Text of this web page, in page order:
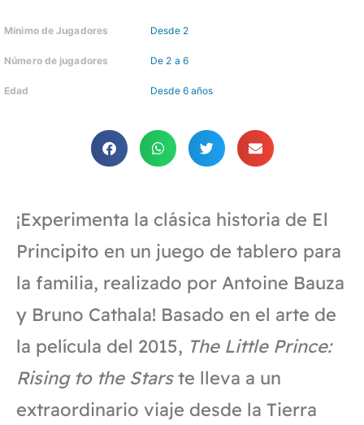
Mínimo de Jugadores Desde 2
Número de jugadores De 2 a 6
Edad Desde 6 años
¡Experimenta la clásica historia de El
Principito en un juego de tablero para
la familia, realizado por Antoine Bauza
y Bruno Cathala! Basado en el arte de
la película del 2015, TheLittle Prince:
Rising to the Starste lleva a un
extraordinario viaje desde la Tierra